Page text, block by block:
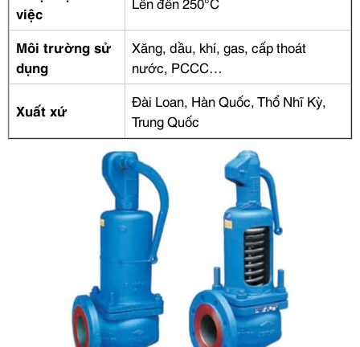
việc
Môi trường sử
dụng
Xăng, dầu, khí, gas, cấp thoát
nước, PCCC…
Xuất xứ
Đài Loan, Hàn Quốc, Thổ Nhĩ Kỳ,
Trung Quốc